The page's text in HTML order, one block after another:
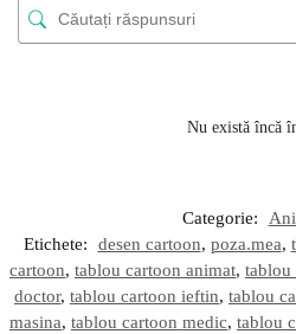
Nu există încă
Categorie:
Etichete:
desen cartoon, poza.mea,
cartoon, tablou cartoon animat, tablou
doctor, tablou cartoon ieftin, tablou
masina, tablou cartoon medic, tablou